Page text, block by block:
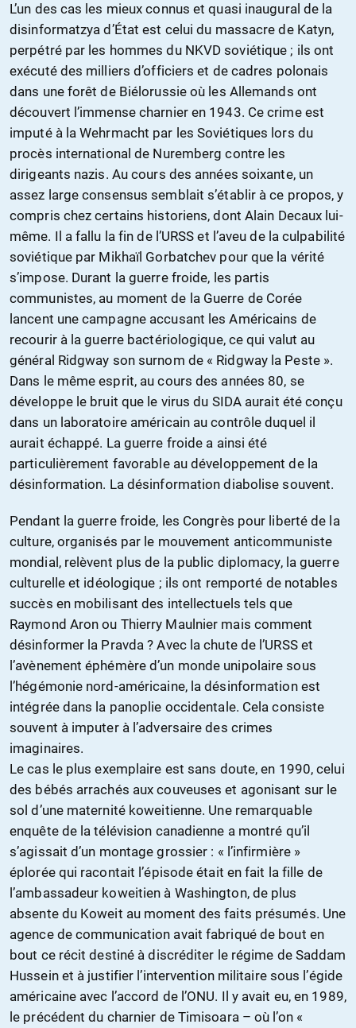
L’un des cas les mieux connus et quasi inaugural de la
disinformatzya d’État est celui du massacre de Katyn,
perpétré par les hommes du NKVD soviétique ; ils ont
exécuté des milliers d’officiers et de cadres polonais
dans une forêt de Biélorussie où les Allemands ont
découvert l’immense charnier en 1943. Ce crime est
imputé à la Wehrmacht par les Soviétiques lors du
procès international de Nuremberg contre les
dirigeants nazis. Au cours des années soixante, un
assez large consensus semblait s’établir à ce propos, y
compris chez certains historiens, dont Alain Decaux lui-
même. Il a fallu la fin de l’URSS et l’aveu de la culpabilité
soviétique par Mikhaïl Gorbatchev pour que la vérité
s’impose. Durant la guerre froide, les partis
communistes, au moment de la Guerre de Corée
lancent une campagne accusant les Américains de
recourir à la guerre bactériologique, ce qui valut au
général Ridgway son surnom de « Ridgway la Peste ».
Dans le même esprit, au cours des années 80, se
développe le bruit que le virus du SIDA aurait été conçu
dans un laboratoire américain au contrôle duquel il
aurait échappé. La guerre froide a ainsi été
particulièrement favorable au développement de la
désinformation. La désinformation diabolise souvent.
Pendant la guerre froide, les Congrès pour liberté de la
culture, organisés par le mouvement anticommuniste
mondial, relèvent plus de la public diplomacy, la guerre
culturelle et idéologique ; ils ont remporté de notables
succès en mobilisant des intellectuels tels que
Raymond Aron ou Thierry Maulnier mais comment
désinformer la Pravda ? Avec la chute de l’URSS et
l’avènement éphémère d’un monde unipolaire sous
l’hégémonie nord-américaine, la désinformation est
intégrée dans la panoplie occidentale. Cela consiste
souvent à imputer à l’adversaire des crimes
imaginaires.
Le cas le plus exemplaire est sans doute, en 1990, celui
des bébés arrachés aux couveuses et agonisant sur le
sol d’une maternité koweitienne. Une remarquable
enquête de la télévision canadienne a montré qu’il
s’agissait d’un montage grossier : « l’infirmière »
éplorée qui racontait l’épisode était en fait la fille de
l’ambassadeur koweitien à Washington, de plus
absente du Koweit au moment des faits présumés. Une
agence de communication avait fabriqué de bout en
bout ce récit destiné à discréditer le régime de Saddam
Hussein et à justifier l’intervention militaire sous l’égide
américaine avec l’accord de l’ONU. Il y avait eu, en 1989,
le précédent du charnier de Timisoara – où l’on «